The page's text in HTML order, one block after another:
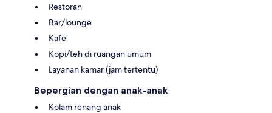
Restoran
Bar/lounge
Kafe
Kopi/teh di ruangan umum
Layanan kamar (jam tertentu)
Bepergian dengan anak-anak
Kolam renang anak